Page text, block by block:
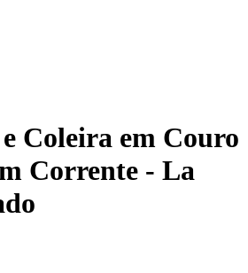
Coleira em Couro
Corrente - La